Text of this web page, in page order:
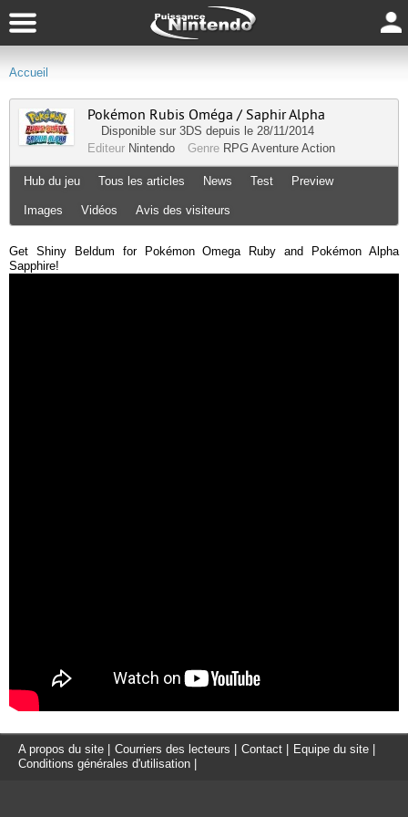
Accueil
Pokémon Rubis Oméga / Saphir Alpha
Disponible sur 3DS depuis le 28/11/2014
Editeur Nintendo Genre RPG Aventure Action
Hub du jeu Tous les articles News Test Preview
Images Vidéos Avis des visiteurs
Get Shiny Beldum for Pokémon Omega Ruby and Pokémon Alpha
Sapphire!
A propos du site Courriers des lecteurs Contact Equipe du site
Conditions générales d'utilisation